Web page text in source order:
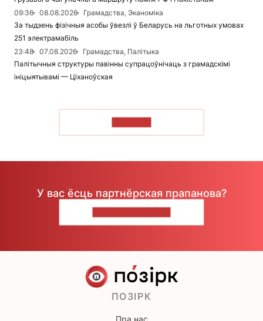
09:36
08.08.2026
Грамадства, Эканоміка
За тыдзень фізічныя асобы ўвезлі ў Беларусь на льготных умовах
251 электрамабіль
23:48
07.08.2026
Грамадства, Палітыка
Палітычныя структуры павінны супрацоўнічаць з грамадскімі
ініцыятывамі — Ціханоўская
У вас ёсць партнёрская прапанова?
ПОЗІРК
Пра нас